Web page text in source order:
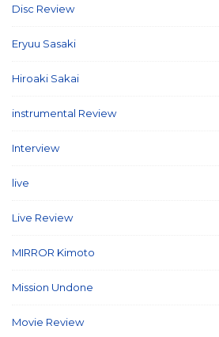
Disc Review
Eryuu Sasaki
Hiroaki Sakai
instrumental Review
Interview
live
Live Review
MIRROR Kimoto
Mission Undone
Movie Review